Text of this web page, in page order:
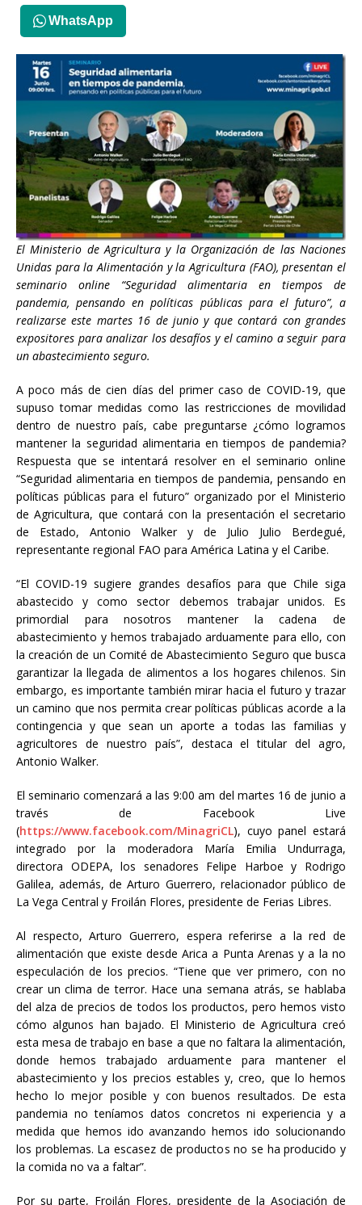
WhatsApp
El Ministerio de Agricultura y la Organización de las Naciones
Unidas para la Alimentación y la Agricultura (FAO), presentan el
seminario online “Seguridad alimentaria en tiempos de
pandemia, pensando en políticas públicas para el futuro”, a
realizarse este martes 16 de junio y que contará con grandes
expositores para analizar los desafíos y el camino a seguir para
un abastecimiento seguro.
A poco más de cien días del primer caso de COVID-19, que
supuso tomar medidas como las restricciones de movilidad
dentro de nuestro país, cabe preguntarse ¿cómo logramos
mantener la seguridad alimentaria en tiempos de pandemia?
Respuesta que se intentará resolver en el seminario online
“Seguridad alimentaria en tiempos de pandemia, pensando en
políticas públicas para el futuro” organizado por el Ministerio
de Agricultura, que contará con la presentación el secretario
de Estado, Antonio Walker y de Julio Julio Berdegué,
representante regional FAO para América Latina y el Caribe.
“El COVID-19 sugiere grandes desafíos para que Chile siga
abastecido y como sector debemos trabajar unidos. Es
primordial para nosotros mantener la cadena de
abastecimiento y hemos trabajado arduamente para ello, con
la creación de un Comité de Abastecimiento Seguro que busca
garantizar la llegada de alimentos a los hogares chilenos. Sin
embargo, es importante también mirar hacia el futuro y trazar
un camino que nos permita crear políticas públicas acorde a la
contingencia y que sean un aporte a todas las familias y
agricultores de nuestro país”, destaca el titular del agro,
Antonio Walker.
El seminario comenzará a las 9:00 am del martes 16 de junio a
través de Facebook Live
(https://www.facebook.com/MinagriCL), cuyo panel estará
integrado por la moderadora María Emilia Undurraga,
directora ODEPA, los senadores Felipe Harboe y Rodrigo
Galilea, además, de Arturo Guerrero, relacionador público de
La Vega Central y Froilán Flores, presidente de Ferias Libres.
Al respecto, Arturo Guerrero, espera referirse a la red de
alimentación que existe desde Arica a Punta Arenas y a la no
especulación de los precios. “Tiene que ver primero, con no
crear un clima de terror. Hace una semana atrás, se hablaba
del alza de precios de todos los productos, pero hemos visto
cómo algunos han bajado. El Ministerio de Agricultura creó
esta mesa de trabajo en base a que no faltara la alimentación,
donde hemos trabajado arduamente para mantener el
abastecimiento y los precios estables y, creo, que lo hemos
hecho lo mejor posible y con buenos resultados. De esta
pandemia no teníamos datos concretos ni experiencia y a
medida que hemos ido avanzando hemos ido solucionando
los problemas. La escasez de productos no se ha producido y
la comida no va a faltar”.
Por su parte, Froilán Flores, presidente de la Asociación de